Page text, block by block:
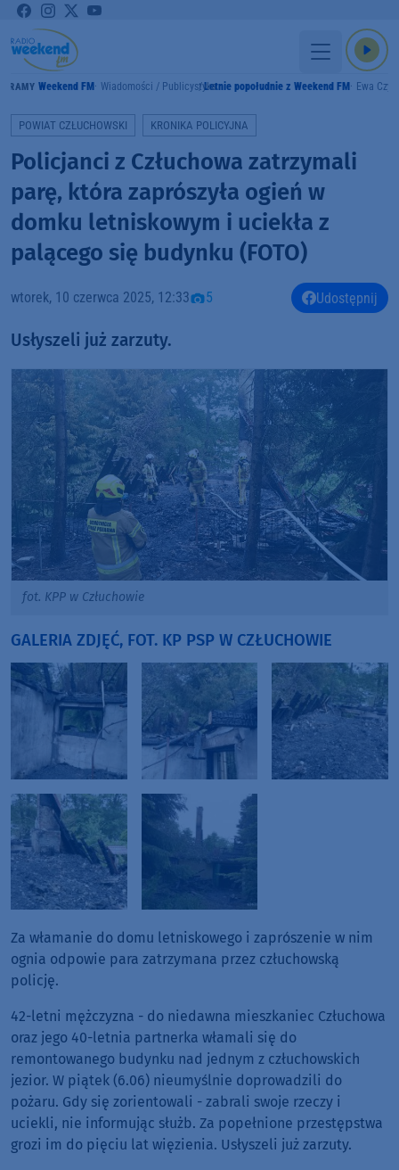
GRAMY Weekend FM Wiadomości / PublicystykaLetnie popołudnie z Weekend FM Ewa Czyż
POWIAT CZŁUCHOWSKI KRONIKA POLICYJNA
Policjanci z Człuchowa zatrzymali
parę, która zaprószyła ogień w
domku letniskowym i uciekła z
palącego się budynku (FOTO)
wtorek, 10 czerwca 2025, 12:33 5 Udostępnij
Usłyszeli już zarzuty.
fot. KPP w Człuchowie
GALERIA ZDJĘĆ, FOT. KP PSP W CZŁUCHOWIE
Za włamanie do domu letniskowego i zaprószenie w nim
ognia odpowie para zatrzymana przez człuchowską
policję.
42-letni mężczyzna - do niedawna mieszkaniec Człuchowa
oraz jego 40-letnia partnerka włamali się do
remontowanego budynku nad jednym z człuchowskich
jezior. W piątek (6.06) nieumyślnie doprowadzili do
pożaru. Gdy się zorientowali - zabrali swoje rzeczy i
uciekli, nie informując służb. Za popełnione przestępstwa
grozi im do pięciu lat więzienia. Usłyszeli już zarzuty.